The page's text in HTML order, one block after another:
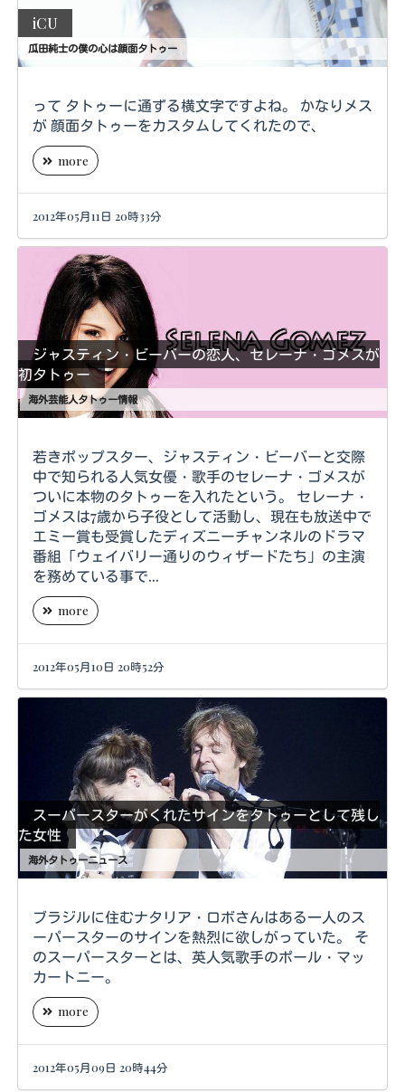
iCU
瓜田純士の僕の心は顔面タトゥー
って タトゥーに通ずる横文字ですよね。 かなりメス
が 顔面タトゥーをカスタムしてくれたので、
more
2012年05月11日 20時33分
ジャスティン・ビーバーの恋人、セレーナ・ゴメスが
初タトゥー
海外芸能人タトゥー情報
若きポップスター、ジャスティン・ビーバーと交際
中で知られる人気女優・歌手のセレーナ・ゴメスが
ついに本物のタトゥーを入れたという。 セレーナ・
ゴメスは7歳から子役として活動し、現在も放送中で
エミー賞も受賞したディズニーチャンネルのドラマ
番組「ウェイバリー通りのウィザードたち」の主演
を務めている事で...
more
2012年05月10日 20時52分
スーパースターがくれたサインをタトゥーとして残し
た女性
海外タトゥーニュース
ブラジルに住むナタリア・ロボさんはある一人のス
ーパースターのサインを熱烈に欲しがっていた。 そ
のスーパースターとは、英人気歌手のポール・マッ
カートニー。
more
2012年05月09日 20時44分